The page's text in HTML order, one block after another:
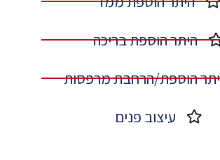
היתר הוספת בריכה​
הוספת/הרחבת מרפסות​
עיצוב פנים​